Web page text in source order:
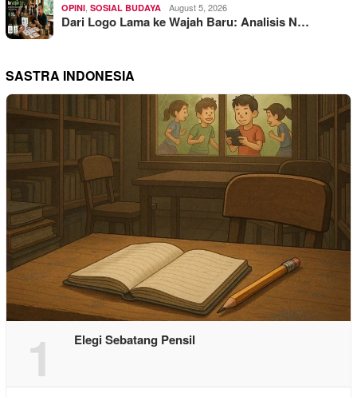
OPINI SOSIAL BUDAYA August 5, 2026
Dari Logo Lama ke Wajah Baru: Analisis N…
SASTRA INDONESIA
1 Elegi Sebatang Pensil